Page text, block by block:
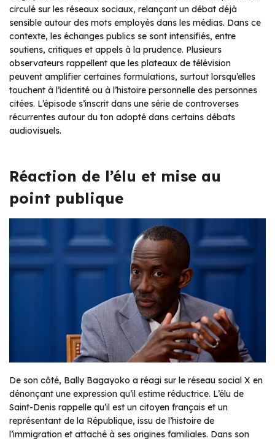
circulé sur les réseaux sociaux, relançant un débat déjà
sensible autour des mots employés dans les médias. Dans ce
contexte, les échanges publics se sont intensifiés, entre
soutiens, critiques et appels à la prudence. Plusieurs
observateurs rappellent que les plateaux de télévision
peuvent amplifier certaines formulations, surtout lorsqu’elles
touchent à l’identité ou à l’histoire personnelle des personnes
citées. L’épisode s’inscrit dans une série de controverses
récurrentes autour du ton adopté dans certains débats
audiovisuels.
Réaction de l’élu et mise au
point publique
De son côté, Bally Bagayoko a réagi sur le réseau social X en
dénonçant une expression qu’il estime réductrice. L’élu de
Saint-Denis rappelle qu’il est un citoyen français et un
représentant de la République, issu de l’histoire de
l’immigration et attaché à ses origines familiales. Dans son